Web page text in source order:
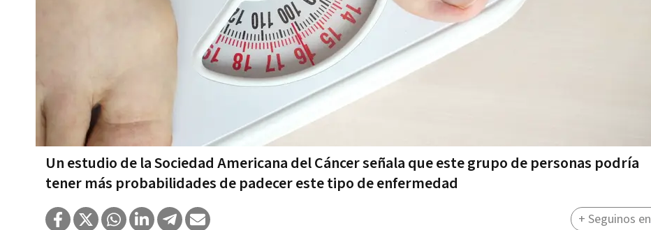
Un estudio de la Sociedad Americana del Cáncer señala que este grupo de personas podría
tener más probabilidades de padecer este tipo de enfermedad
+ Seguinos en